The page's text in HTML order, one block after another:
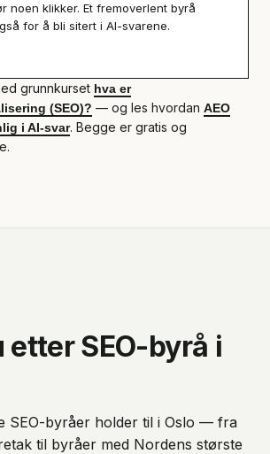
noen klikker. Et fremoverlent byrå
for å bli sitert i AI-svarene.
grunnkurset hva er
(SEO)? — og les hvordan AEO
i AI-svar. Begge er gratis og
etter SEO-byrå i
SEO-byråer holder til i Oslo — fra
til byråer med Nordens største